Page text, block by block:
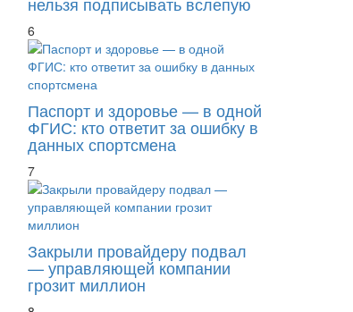
6
Паспорт и здоровье — в одной
ФГИС: кто ответит за ошибку в
данных спортсмена
7
Закрыли провайдеру подвал
— управляющей компании
грозит миллион